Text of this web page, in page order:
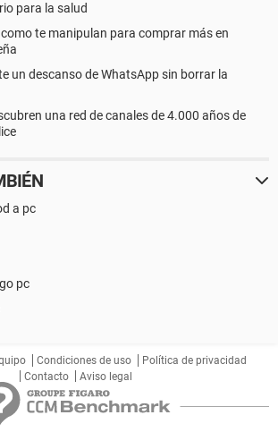
para la salud
como te manipulan para comprar más en
un descanso de WhatsApp sin borrar la
una red de canales de 4.000 años de
a pc
pc
Condiciones de uso
Política de privacidad
Contacto
Aviso legal